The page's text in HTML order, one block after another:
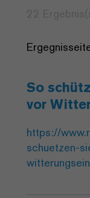
So
vor
https://
schuetzen-